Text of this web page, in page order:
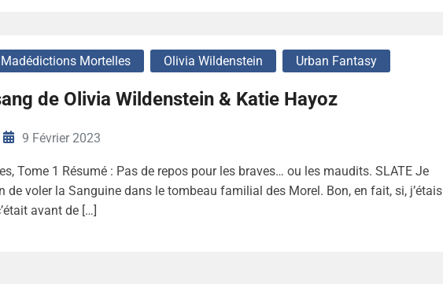
Madédictions Mortelles Olivia Wildenstein Urban Fantasy
de Olivia Wildenstein & Katie Hayoz
9 Février 2023
Tome 1 Résumé : Pas de repos pour les braves… ou les maudits. SLATE Je
de voler la Sanguine dans le tombeau familial des Morel. Bon, en fait, si, j’étais
avant de […]